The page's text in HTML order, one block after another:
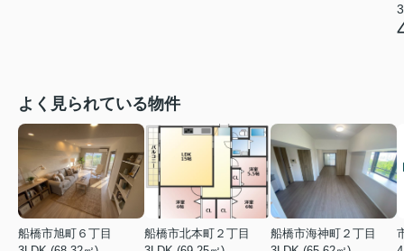
よく見られている物件
船橋市旭町６丁目
船橋市北本町２丁目
船橋市海神町２丁目